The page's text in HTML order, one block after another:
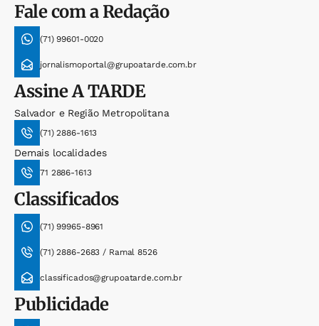
Fale com a Redação
(71) 99601-0020
jornalismoportal@grupoatarde.com.br
AssineA TARDE
Salvador e Região Metropolitana
(71) 2886-1613
Demais localidades
71 2886-1613
Classificados
(71) 99965-8961
(71) 2886-2683 / Ramal 8526
classificados@grupoatarde.com.br
Publicidade